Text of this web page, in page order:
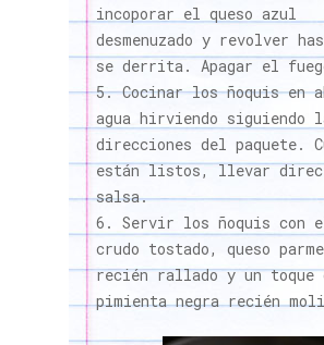
incoporar el queso azul
desmenuzado y revolver
se derrita. Apagar el
Cocinar los ñoquis en
agua hirviendo siguiendo
direcciones del paquete.
están listos, llevar
salsa.
Servir los ñoquis con
crudo tostado, queso
recién rallado y un toque
pimienta negra recién